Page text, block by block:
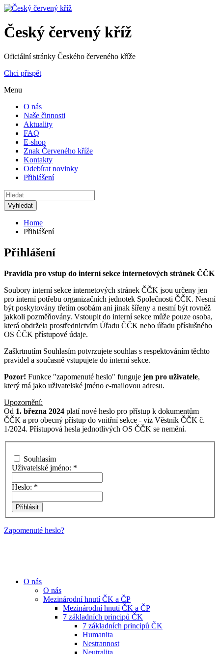
Český červený kříž
Oficiální stránky Českého červeného kříže
Chci přispět
Menu
O nás
Naše činnosti
Aktuality
FAQ
E-shop
Znak Červeného kříže
Kontakty
Odebírat novinky
Přihlášení
Home
Přihlášení
Přihlášení
Pravidla pro vstup do interní sekce internetových stránek ČČK
Soubory interní sekce internetových stránek ČČK jsou určeny jen
pro interní potřebu organizačních jednotek Společnosti ČČK. Nesmí
být poskytovány třetím osobám ani jinak šířeny a nesmí být rovněž
jakkoli pozměňovány. Vstoupit do interní sekce může pouze osoba,
která obdržela prostřednictvím Úřadu ČČK nebo úřadu příslušného
OS ČČK přístupové údaje.
Zaškrtnutím Souhlasím potvrzujete souhlas s respektováním těchto
pravidel a současně vstupujete do interní sekce.
Pozor! Funkce "zapomenuté heslo" funguje jen pro uživatele,
který má jako uživatelské jméno e-mailovou adresu.
Upozornění:
Od 1. března 2024 platí nové heslo pro přístup k dokumentům
ČČK a pro obecný přístup do vnitřní sekce - viz Věstník ČČK č.
1/2024. Přístupová hesla jednotlivých OS ČČK se nemění.
Souhlasím
Uživatelské jméno: *
Heslo: *
Zapomenuté heslo?
O nás
O nás
Mezinárodní hnutí ČK a ČP
Mezinárodní hnutí ČK a ČP
7 základních principů ČK
7 základních principů ČK
Humanita
Nestrannost